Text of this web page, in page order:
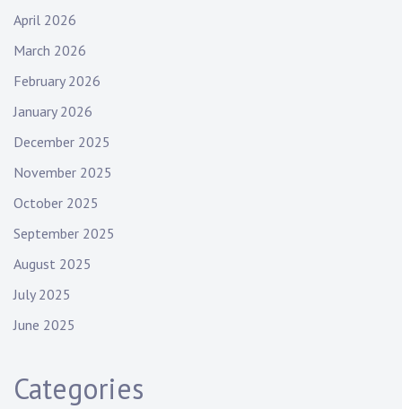
April 2026
March 2026
February 2026
January 2026
December 2025
November 2025
October 2025
September 2025
August 2025
July 2025
June 2025
Categories